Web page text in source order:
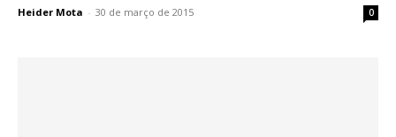
Heider Mota - 30 de março de 2015 0